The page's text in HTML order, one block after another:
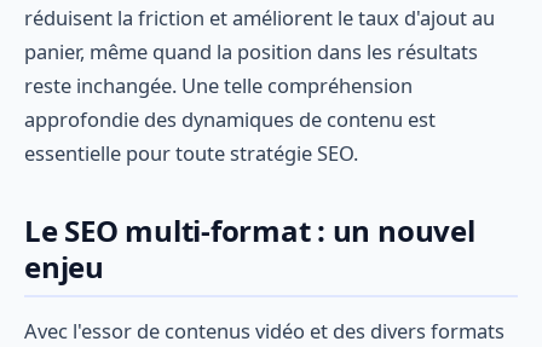
réduisent la friction et améliorent le taux d'ajout au
panier, même quand la position dans les résultats
reste inchangée. Une telle compréhension
approfondie des dynamiques de contenu est
essentielle pour toute stratégie SEO.
Le SEO multi-format : un nouvel
enjeu
Avec l'essor de contenus vidéo et des divers formats